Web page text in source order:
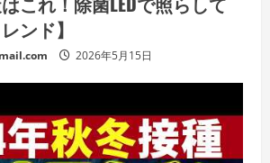
ンド】
2026年5月15日